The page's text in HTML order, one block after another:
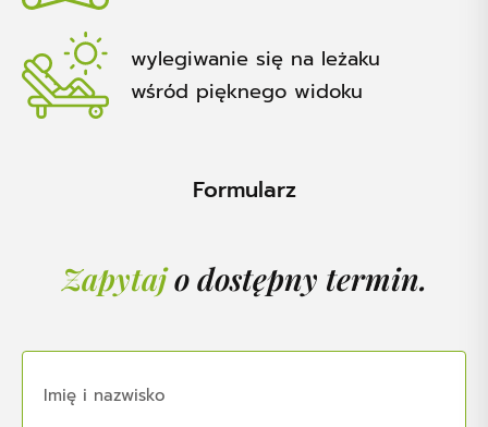
wylegiwanie się na leżaku
wśród pięknego widoku
Formularz
Zapytajo dostępny termin.
Imię i nazwisko